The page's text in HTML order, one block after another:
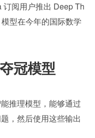
阅用户推出 Deep Th
型在今年的国际数学
冠模型
推理模型，能够通过
，然后使用这些输出